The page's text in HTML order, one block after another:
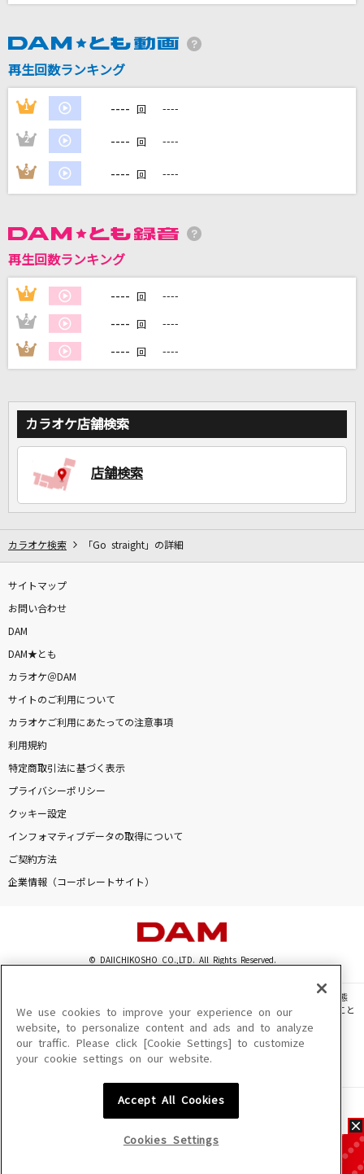
キタニタツヤ
[生音]ひまわりの約束
秦 基博
I LOVE...
Official髭男dism
Mrs. GREEN APPLE
TATTOO
Official髭男dism
カラオケをもっと楽しもう！
再生回数ランキング
1 ---- 回 ----
2 ---- 回 ----
3 ---- 回 ----
再生回数ランキング
1 ---- 回 ----
2 ---- 回 ----
3 ---- 回 ----
カラオケ店舗検索
店舗検索
カラオケ検索 「Go straight」の詳細
サイトマップ
お問い合わせ
DAM
DAM★とも
カラオケ＠DAM
サイトのご利用について
カラオケご利用にあたっての注意事項
利用規約
特定商取引法に基づく表示
プライバシーポリシー
クッキー設定
インフォマティブデータの取得について
ご契約方法
企業情報（コーポレートサイト）
© DAIICHIKOSHO CO.,LTD. All Rights Reserved.
このサイトに掲載されている一切の文章・画像・写真・動画・音声等を、手段や形態
を問わず、著作権法の定める範囲を超えて無断で複製、転載、ファイル化などすること
を禁じます。
楽曲及びコンテンツは、機種によりご利用いただけない場合があります。
楽曲及びコンテンツの配信日、配信内容が変更になる場合があります。
We use cookies to improve your experience on our
website, to personalize content and ads and to analyze
our traffic. Please click [Cookie Settings] to customize
your cookie settings on our website.
Accept All Cookies
Cookies Settings